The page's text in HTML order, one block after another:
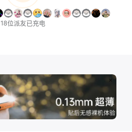
18位派友已充电